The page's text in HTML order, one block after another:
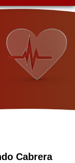
Cabrera